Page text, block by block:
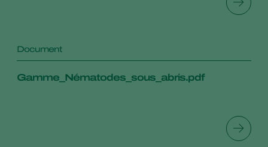
Document
Gamme_Nématodes_sous_abris.pdf